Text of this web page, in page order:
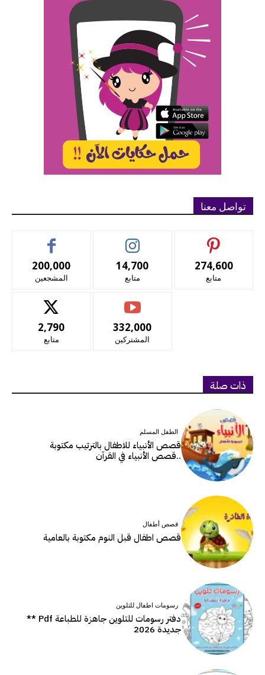
تواصل معنا
200,000
المشجعين
14,700
متابع
274,600
متابع
2,790
متابع
332,000
المشتركين
ذات صلة
الطفل المسلم
قصص الأنبياء للاطفال بالترتيب مكتوبة
..قصص الأنبياء في القرآن
قصص أطفال
قصص اطفال قبل النوم مكتوبة بالعامية
رسومات اطفال للتلوين
دفتر رسومات للتلوين جاهزة للطباعة Pdf **
جديدة 2026